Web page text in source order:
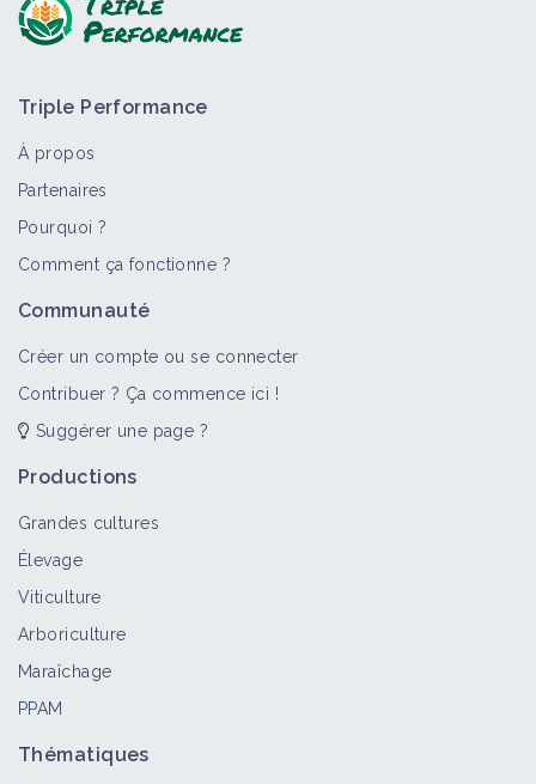
Réduction de la compaction des sols
Triple Performance
À propos
Partenaires
Pourquoi ?
Comment ça fonctionne ?
Communauté
Créer un compte ou se connecter
Contribuer ? Ça commence ici !
Suggérer une page ?
Productions
Grandes cultures
Élevage
Viticulture
Arboriculture
Maraîchage
PPAM
Thématiques